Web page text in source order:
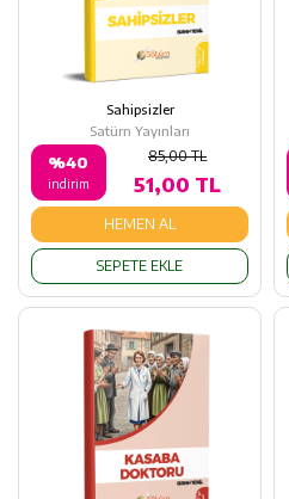
Sahipsizler
Satürn Yayınları
%40
indirim
85,00 TL
51,00 TL
HEMEN AL
SEPETE EKLE